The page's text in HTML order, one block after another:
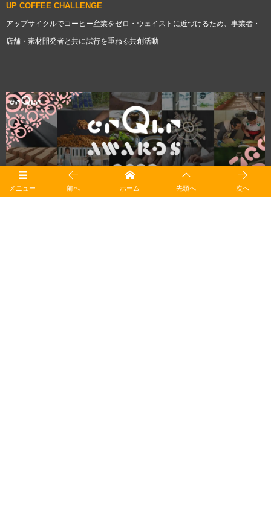
UP COFFEE CHALLENGE
アップサイクルでコーヒー産業をゼロ・ウェイストに近づけるため、事業者・
店舗・素材開発者と共に試行を重ねる共創活動
メニュー 前へ ホーム 先頭へ 次へ